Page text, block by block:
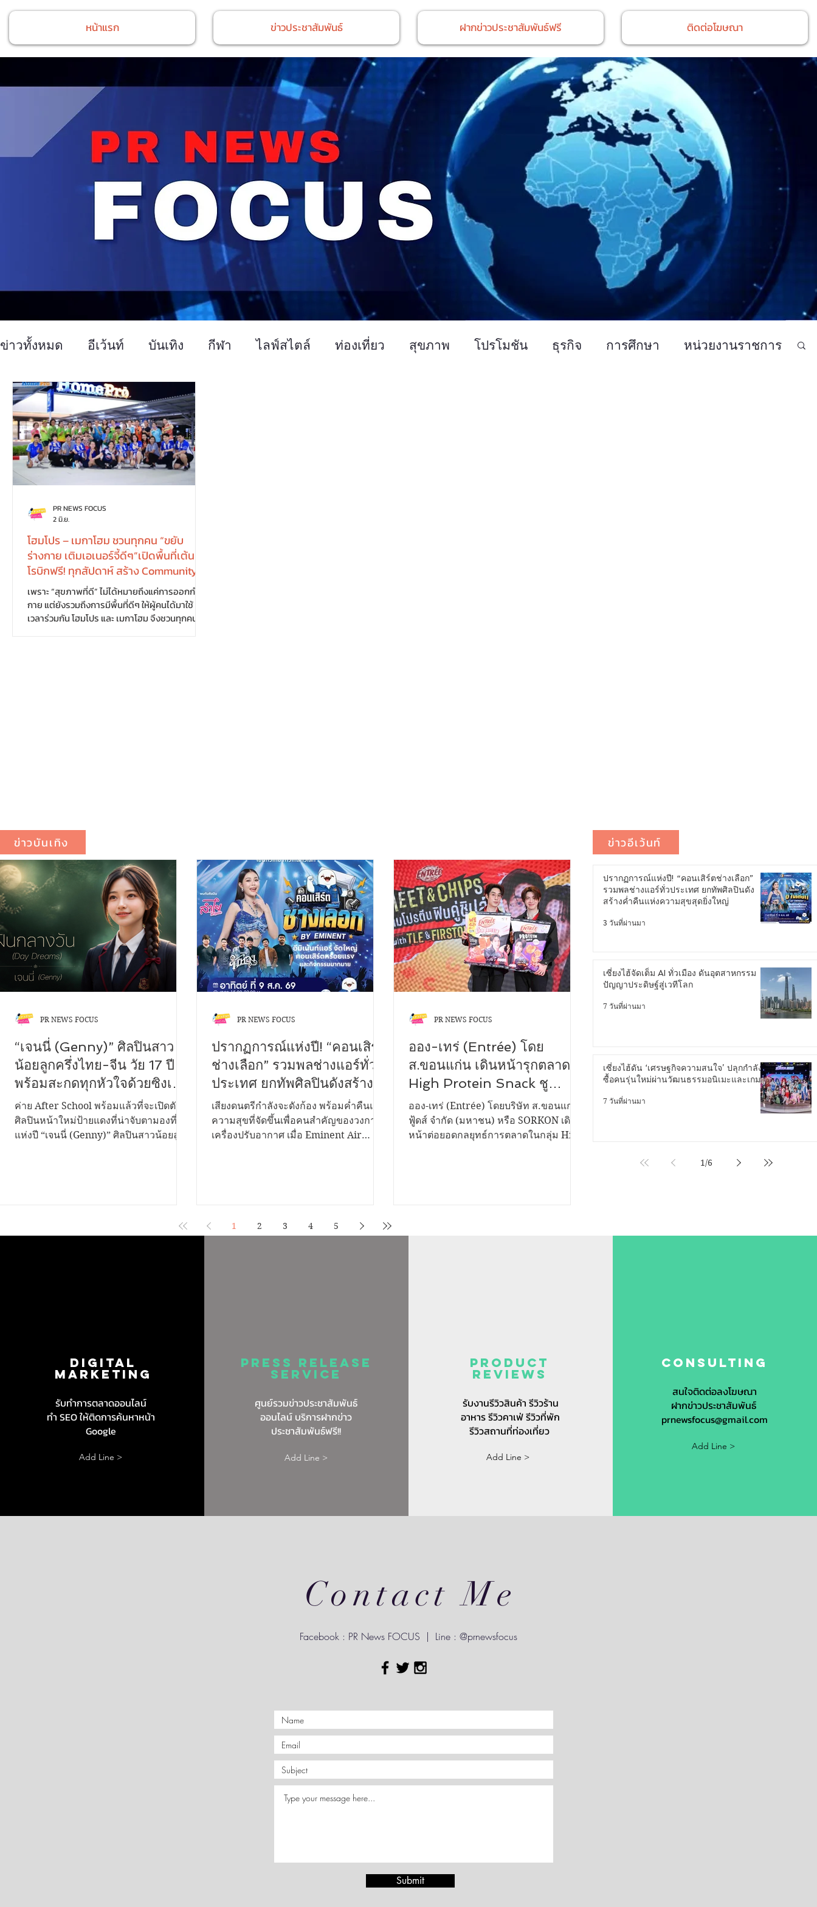
หน้าแรก ข่าวประชาสัมพันธ์ ฝากข่าวประชาสัมพันธ์ฟรี ติดต่อโฆษณา
ข่าวทั้งหมด อีเว้นท์ บันเทิง กีฬา ไลฟ์สไตล์ ท่องเที่ยว สุขภาพ โปรโมชัน ธุรกิจ การศึกษา หน่วยงานราชการ
ข่าวทั่วไป การตลาด เทคโนโลยี
โฮมโปร – เมกาโฮม ชวนทุกคน “ขยับ
ร่างกาย เติมเอเนอร์จี้ดีๆ”เปิดพื้นที่เต้นแอ
โรบิกฟรี! ทุกสัปดาห์ สร้าง Community
Well-being ให้ทุกเจเนอเรชัน
เพราะ “สุขภาพที่ดี” ไม่ได้หมายถึงแค่การออกกำลัง
กาย แต่ยังรวมถึงการมีพื้นที่ดีๆ ให้ผู้คนได้มาใช้
เวลาร่วมกัน โฮมโปร และ เมกาโฮม จึงชวนทุกคน
PR NEWS FOCUS
2 มิ.ย.
ข่าวบันเทิง
“เจนนี่ (Genny)” ศิลปินสาว
น้อยลูกครึ่งไทย-จีน วัย 17 ปี
พร้อมสะกดทุกหัวใจด้วยซิงเกิล
แรกในชีวิต “ฝันกลางวัน (Day
Dreams)” เพลงของคนแอบรัก
เพื่อน จากการแต่งและโปรดิวซ์
ค่าย After School พร้อมแล้วที่จะเปิดตัว
ศิลปินหน้าใหม่ป้ายแดงที่น่าจับตามองที่สุด
แห่งปี “เจนนี่ (Genny)” ศิลปินสาวน้อยลูก
Dreams)” “ฝันกลางวัน (Day Dreams)”
PR NEWS FOCUS
ปรากฏการณ์แห่งปี! “คอนเสิร์ต
ช่างเลือก” รวมพลช่างแอร์ทั่ว
ประเทศ ยกทัพศิลปินดังสร้าง
ค่ำคืนแห่งความสุขสุดยิ่งใหญ่
เสียงดนตรีกำลังจะดังก้อง พร้อมค่ำคืนแห่ง
ความสุขที่จัดขึ้นเพื่อคนสำคัญของวงการ
เครื่องปรับอากาศ เมื่อ Eminent Air
ของแบรนด์เครื่องปรับอากาศที่มียอดขาย
อันดับ 1 ในภาคใต้ พร้อมยกทัพศิลปินชื่อ
PR NEWS FOCUS
ออง-เทร่ (Entrée) โดย
ส.ขอนแก่น เดินหน้ารุกตลาด
High Protein Snack ชู
กลยุทธ์สร้างประสบการณ์ร่วม
กับผู้บริโภค ตอบโจทย์ไลฟ์
สไตล์คนรุ่นใหม่
ออง-เทร่ (Entrée) โดยบริษัท ส.ขอนแก่น
ฟู้ดส์ จำกัด (มหาชน) หรือ SORKON เดิน
หน้าต่อยอดกลยุทธ์การตลาดในกลุ่ม High
PR NEWS FOCUS
1 2 3 4 5
ข่าวอีเว้นท์
ปรากฏการณ์แห่งปี! “คอนเสิร์ตช่างเลือก”
รวมพลช่างแอร์ทั่วประเทศ ยกทัพศิลปินดัง
สร้างค่ำคืนแห่งความสุขสุดยิ่งใหญ่
3 วันที่ผ่านมา
เซี่ยงไฮ้จัดเต็ม AI ทั่วเมือง ดันอุตสาหกรรม
ปัญญาประดิษฐ์สู่เวทีโลก
7 วันที่ผ่านมา
เซี่ยงไฮ้ดัน ‘เศรษฐกิจความสนใจ’ ปลุกกำลัง
ซื้อคนรุ่นใหม่ผ่านวัฒนธรรมอนิเมะและเกม
7 วันที่ผ่านมา
1/6
DIGITAL
MARKETING
รับทำการตลาดออนไลน์
ทำ SEO ให้ติดการค้นหาหน้า
Google
Add Line >
Press release
service
ศูนย์รวมข่าวประชาสัมพันธ์
ออนไลน์ บริการฝากข่าว
ประชาสัมพันธ์ฟรี!!
Add Line >
Product
reviews
รับงานรีวิวสินค้า รีวิวร้าน
อาหาร รีวิวคาเฟ่ รีวิวที่พัก
รีวิวสถานที่ท่องเที่ยว
Add Line >
Consulting
สนใจติดต่อลงโฆษณา
ฝากข่าวประชาสัมพันธ์
prnewsfocus@gmail.com
Add Line >
Contact Me
Facebook : PR News FOCUS | Line : @prnewsfocus
Submit